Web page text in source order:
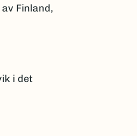
Finland,
i det